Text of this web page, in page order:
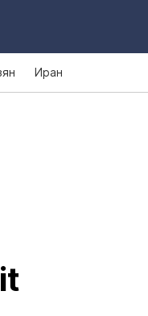
Иран